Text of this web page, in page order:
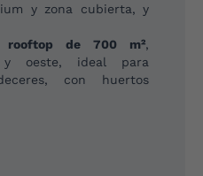
Reserva Pagos
de la vivienda?
y zona cubierta, y
rooftop de 700 m²,
y oeste, ideal para
con huertos